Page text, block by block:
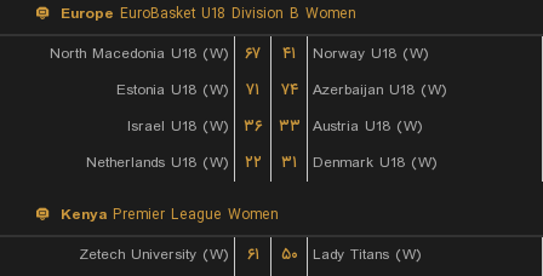
Europe EuroBasket U18 Division B Women
North Macedonia U18 (W)
۶۷ ۴۱
Norway U18 (W)
Estonia U18 (W)
۷۱ ۷۴
Azerbaijan U18 (W)
Israel U18 (W)
۳۶ ۳۳ Austria U18 (W)
Netherlands U18 (W)
۲۲ ۳۱ Denmark U18 (W)
Kenya Premier League Women
Zetech University (W)
۶۱ ۵۰
Lady Titans (W)